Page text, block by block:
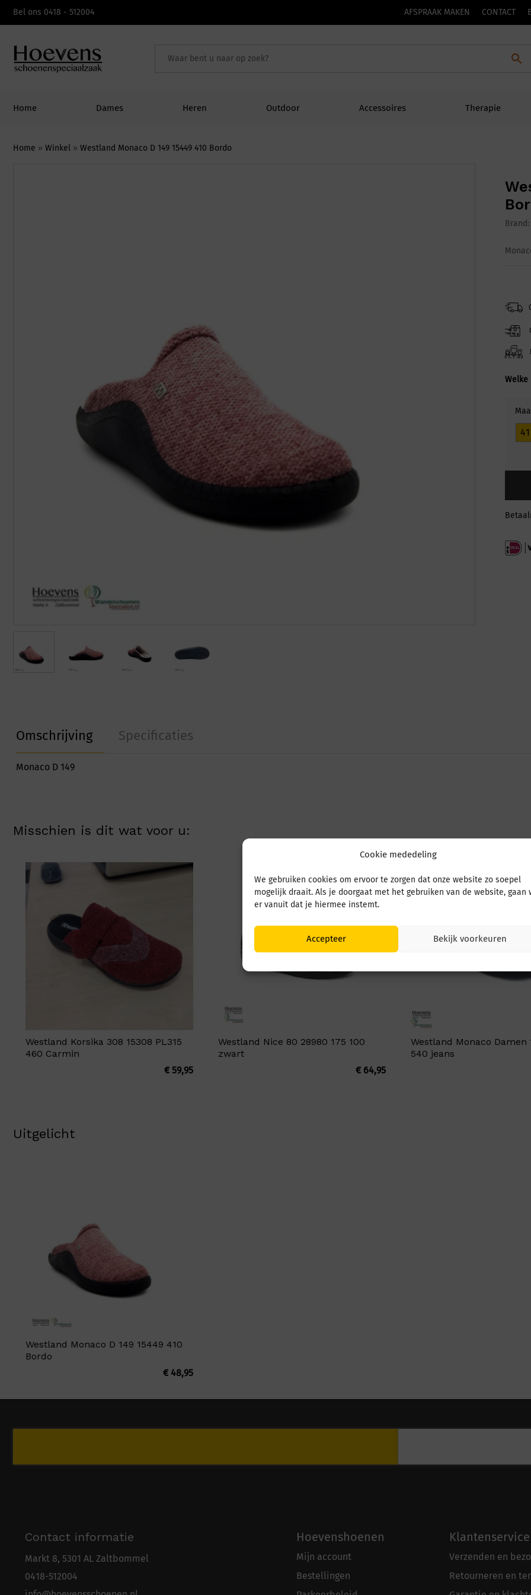
Cookie mededeling
We gebruiken cookies om ervoor te zorgen dat onze website zo soepel
mogelijk draait. Als je doorgaat met het gebruiken van de website, gaan
er vanuit dat je hiermee instemt.
Accepteer Bekijk voorkeuren
Bel ons 0418 - 512004 AFSPRAAK MAKEN CONTACT
Home Dames Heren Outdoor Accessoires Therapie
Home » Winkel » Westland Monaco D 149 15449 410 Bordo
Brand:
Welke
41
Omschrijving Specificaties
Monaco D 149
Misschien is dit wat voor u:
Westland Korsika 308 15308 PL315
460 Carmin
€59,95
Westland Nice 80 28980 175 100
zwart
€64,95
Westland Monaco Damen
540 jeans
Uitgelicht
Westland Monaco D 149 15449 410
Bordo
€48,95
Contact informatie
Markt 8, 5301 AL Zaltbommel
0418-512004
Hoevenshoenen
Mijn account
Bestellingen
Klantenservice
Verzenden en
Retourneren en